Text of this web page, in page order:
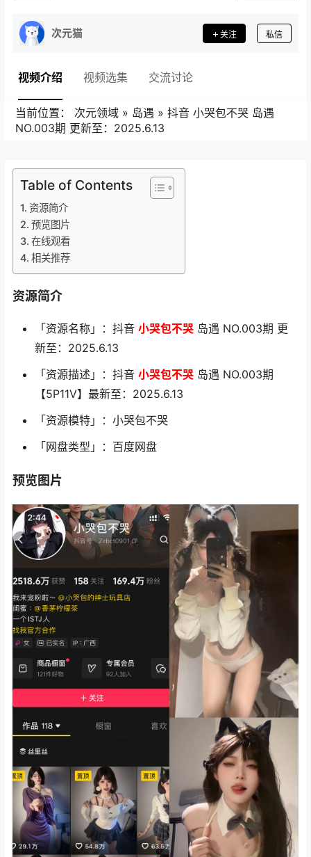
次元猫 关注 私信
视频介绍 视频选集 交流讨论
当前位置： 次元领域 » 岛遇 » 抖音 小哭包不哭 岛遇
NO.003期 更新至：2025.6.13
Table of Contents
资源简介
预览图片
在线观看
相关推荐
资源简介
「资源名称」：抖音 小哭包不哭 岛遇 NO.003期 更
新至：2025.6.13
「资源描述」：抖音 小哭包不哭 岛遇 NO.003期
【5P11V】最新至：2025.6.13
「资源模特」：小哭包不哭
「网盘类型」：百度网盘
预览图片